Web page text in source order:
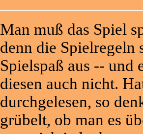
Man muß das Spiel
denn die Spielregeln
Spielspaß aus -- und
diesen auch nicht.
durchgelesen, so
grübelt, ob man es